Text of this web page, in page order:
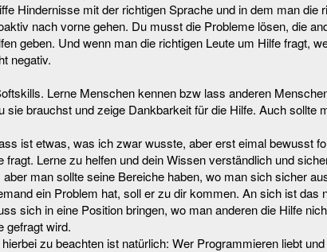
Hindernisse mit der richtigen Sprache und in dem man die
nach vorne gehen. Du musst die Probleme lösen, die
geben. Und wenn man die richtigen Leute um Hilfe fragt,
negativ.
Lerne Menschen kennen bzw lass anderen
sie brauchst und zeige Dankbarkeit für die Hilfe. Auch sollte
ist etwas, was ich zwar wusste, aber erst eimal bewusst
fragt. Lerne zu helfen und dein Wissen verständlich und
man sollte seine Bereiche haben, wo man sich sicher
ein Problem hat, soll er zu dir kommen. An sich ist das
sich in eine Position bringen, wo man anderen die Hilfe
gefragt wird.
zu beachten ist natürlich: Wer Programmieren liebt